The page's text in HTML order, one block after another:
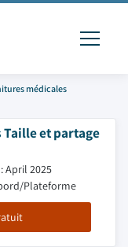
médicales
et partage
April 2025
Plateforme